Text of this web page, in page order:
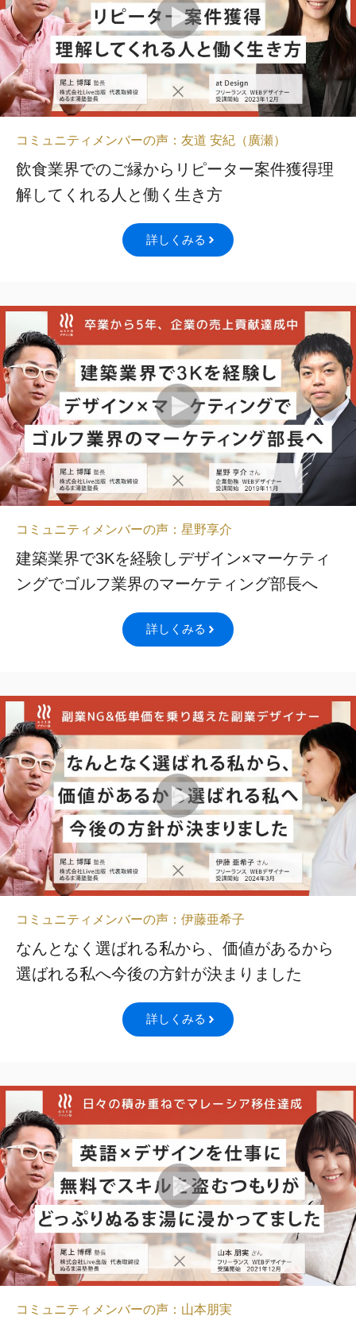
コミュニティメンバーの声：友道 安紀（廣瀬）
飲食業界でのご縁からリピーター案件獲得理
解してくれる人と働く生き方
詳しくみる
コミュニティメンバーの声：星野享介
建築業界で3Kを経験しデザイン×マーケティ
ングでゴルフ業界のマーケティング部長へ
詳しくみる
コミュニティメンバーの声：伊藤亜希子
なんとなく選ばれる私から、価値があるから
選ばれる私へ今後の方針が決まりました
詳しくみる
コミュニティメンバーの声：山本朋実